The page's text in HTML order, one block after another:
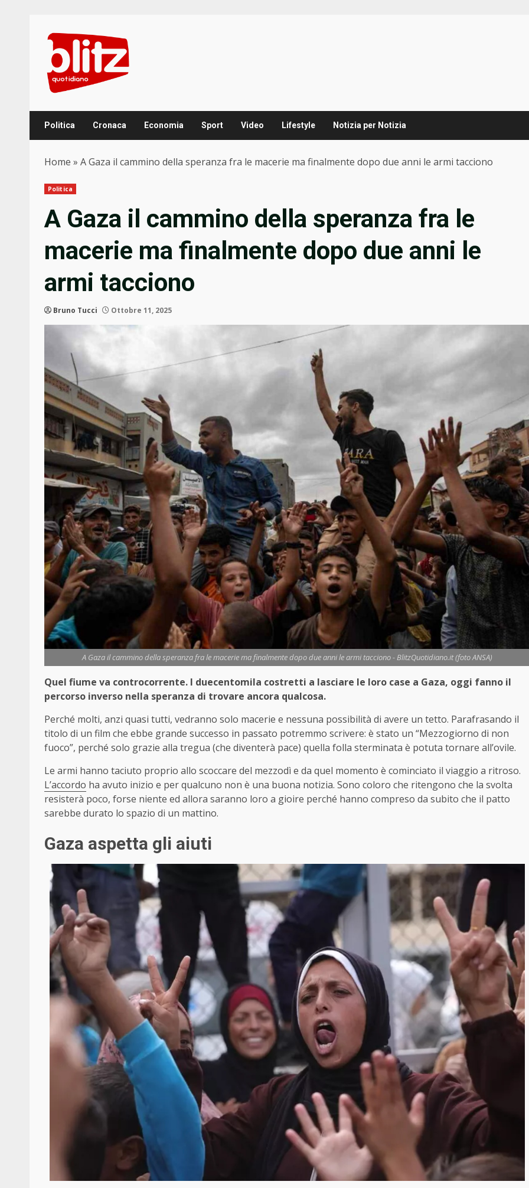
content
Politica Cronaca Economia Sport Video Lifestyle Notizia per Notizia
Home » A Gaza il cammino della speranza fra le macerie ma finalmente dopo due anni le armi tacciono
Politica
A Gaza il cammino della speranza fra le
macerie ma finalmente dopo due anni le
armi tacciono
Bruno Tucci Ottobre 11, 2025
A Gaza il cammino della speranza fra le macerie ma finalmente dopo due anni le armi tacciono - BlitzQuotidiano.it (foto ANSA)
Quel fiume va controcorrente. I duecentomila costretti a lasciare le loro case a Gaza, oggi fanno il
percorso inverso nella speranza di trovare ancora qualcosa.
Perché molti, anzi quasi tutti, vedranno solo macerie e nessuna possibilità di avere un tetto. Parafrasando il
titolo di un film che ebbe grande successo in passato potremmo scrivere: è stato un “Mezzogiorno di non
fuoco”, perché solo grazie alla tregua (che diventerà pace) quella folla sterminata è potuta tornare all’ovile.
Le armi hanno taciuto proprio allo scoccare del mezzodì e da quel momento è cominciato il viaggio a ritroso.
L’accordo ha avuto inizio e per qualcuno non è una buona notizia. Sono coloro che ritengono che la svolta
resisterà poco, forse niente ed allora saranno loro a gioire perché hanno compreso da subito che il patto
sarebbe durato lo spazio di un mattino.
Gaza aspetta gli aiuti